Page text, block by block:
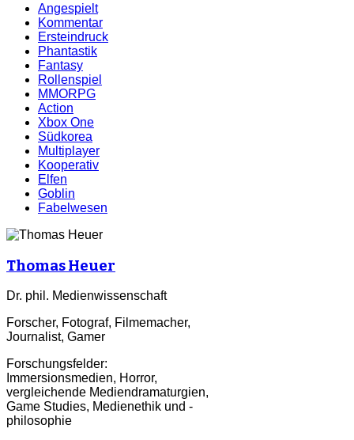
Angespielt
Kommentar
Ersteindruck
Phantastik
Fantasy
Rollenspiel
MMORPG
Action
Xbox One
Südkorea
Multiplayer
Kooperativ
Elfen
Goblin
Fabelwesen
Thomas Heuer
Dr. phil. Medienwissenschaft
Forscher, Fotograf, Filmemacher,
Journalist, Gamer
Forschungsfelder:
Immersionsmedien, Horror,
vergleichende Mediendramaturgien,
Game Studies, Medienethik und -
philosophie